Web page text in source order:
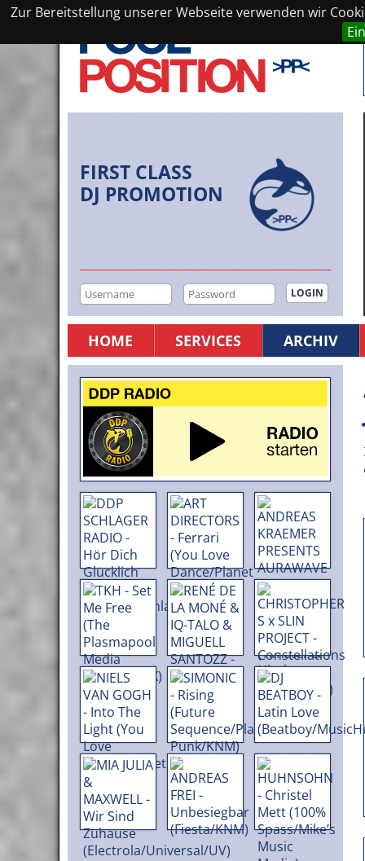
Zur Bereitstellung unserer Webseite verwenden wir
FIRST CLASS
DJ PROMOTION
HOME SERVICES ARCHIV